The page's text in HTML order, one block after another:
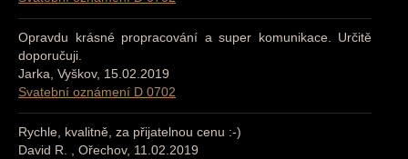
Opravdu krásné propracování a super komunikace. Určitě
doporučuji.
Jarka, Vyškov, 15.02.2019
Svatební oznámení D 0702
Rychle, kvalitně, za přijatelnou cenu :-)
David R. , Ořechov, 11.02.2019